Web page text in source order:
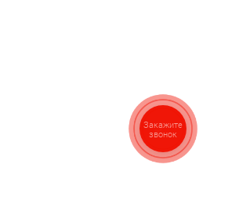
Закажите
звонок